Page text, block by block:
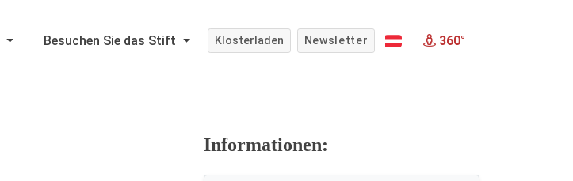
Besuchen Sie das Stift Klosterladen Newsletter 360°
Informationen: